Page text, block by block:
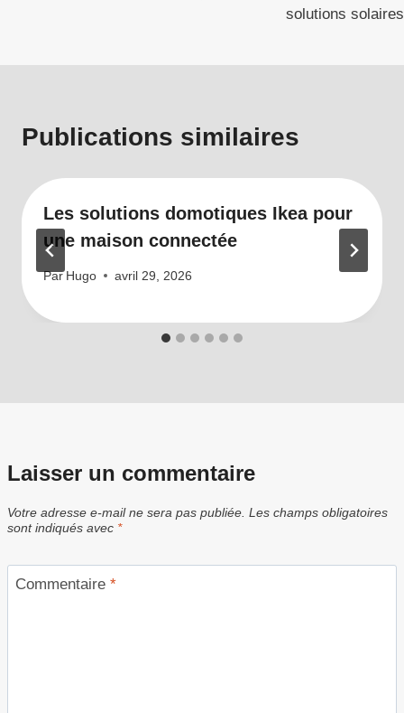
solutions solaires
Publications similaires
Les solutions domotiques Ikea pour
une maison connectée
Par Hugo avril 29, 2026
Laisser un commentaire
Votre adresse e-mail ne sera pas publiée. Les champs obligatoires
sont indiqués avec *
Commentaire *